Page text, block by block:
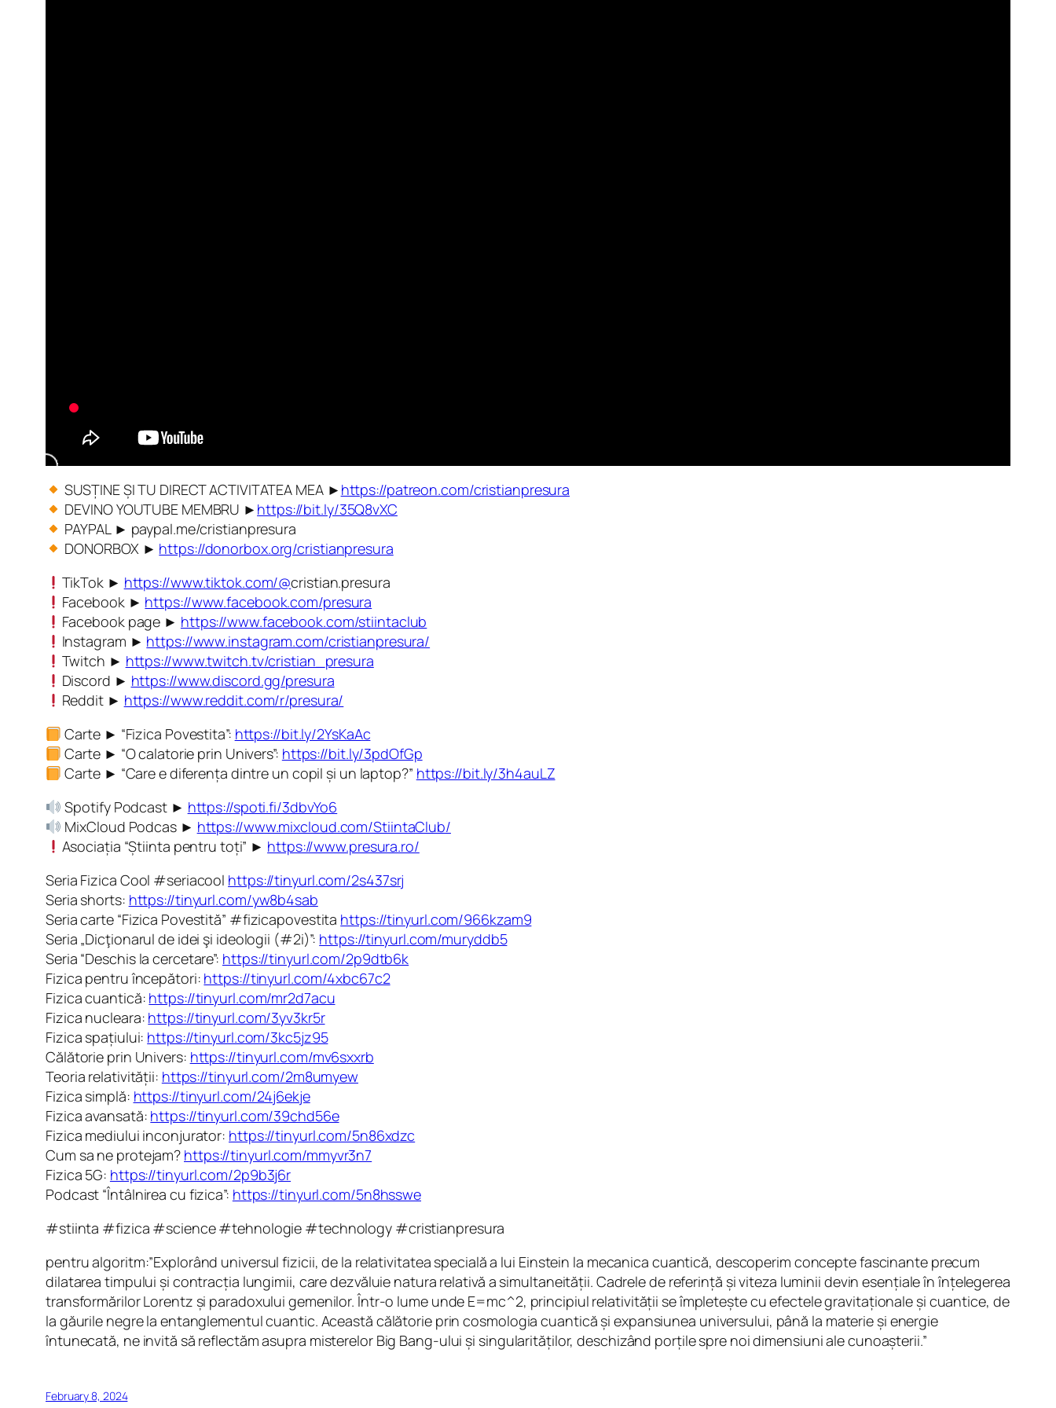
SUSȚINE ȘI TU DIRECT ACTIVITATEA MEA ► https://patreon.com/cristianpresura
DEVINO YOUTUBE MEMBRU ► https://bit.ly/35Q8vXC
PAYPAL ► paypal.me/cristianpresura
DONORBOX ► https://donorbox.org/cristianpresura
TikTok ► https://www.tiktok.com/@cristian.presura
Facebook ► https://www.facebook.com/presura
Facebook page ► https://www.facebook.com/stiintaclub
Instagram ► https://www.instagram.com/cristianpresura/
Twitch ► https://www.twitch.tv/cristian_presura
Discord ► https://www.discord.gg/presura
Reddit ► https://www.reddit.com/r/presura/
Carte ► “Fizica Povestita”: https://bit.ly/2YsKaAc
Carte ► “O calatorie prin Univers”: https://bit.ly/3pdOfGp
Carte ► “Care e diferența dintre un copil și un laptop?” https://bit.ly/3h4auLZ
Spotify Podcast ► https://spoti.fi/3dbvYo6
MixCloud Podcas ► https://www.mixcloud.com/StiintaClub/
Asociația “Știinta pentru toți” ► https://www.presura.ro/
Seria Fizica Cool #seriacool https://tinyurl.com/2s437srj
Seria shorts: https://tinyurl.com/yw8b4sab
Seria carte “Fizica Povestită” #fizicapovestita https://tinyurl.com/966kzam9
Seria „Dicţionarul de idei şi ideologii (#2i)”: https://tinyurl.com/muryddb5
Seria “Deschis la cercetare”: https://tinyurl.com/2p9dtb6k
Fizica pentru începători: https://tinyurl.com/4xbc67c2
Fizica cuantică: https://tinyurl.com/mr2d7acu
Fizica nucleara: https://tinyurl.com/3yv3kr5r
Fizica spațiului: https://tinyurl.com/3kc5jz95
Călătorie prin Univers: https://tinyurl.com/mv6sxxrb
Teoria relativității: https://tinyurl.com/2m8umyew
Fizica simplă: https://tinyurl.com/24j6ekje
Fizica avansată: https://tinyurl.com/39chd56e
Fizica mediului inconjurator: https://tinyurl.com/5n86xdzc
Cum sa ne protejam? https://tinyurl.com/mmyvr3n7
Fizica 5G: https://tinyurl.com/2p9b3j6r
Podcast “Întâlnirea cu fizica”: https://tinyurl.com/5n8hsswe
#stiinta #fizica #science #tehnologie #technology #cristianpresura
pentru algoritm:”Explorând universul fizicii, de la relativitatea specială a lui Einstein la mecanica cuantică, descoperim concepte fascinante precum
dilatarea timpului și contracția lungimii, care dezvăluie natura relativă a simultaneității. Cadrele de referință și viteza luminii devin esențiale în înțelegerea
transformărilor Lorentz și paradoxului gemenilor. Într-o lume unde E=mc^2, principiul relativității se împletește cu efectele gravitaționale și cuantice, de
la găurile negre la entanglementul cuantic. Această călătorie prin cosmologia cuantică și expansiunea universului, până la materie și energie
întunecată, ne invită să reflectăm asupra misterelor Big Bang-ului și singularităților, deschizând porțile spre noi dimensiuni ale cunoașterii.”
February 8, 2024